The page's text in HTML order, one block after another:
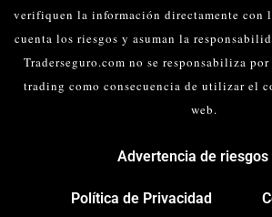
verifiquen la información directamente con
cuenta los riesgos y asuman la
Traderseguro.com no se responsabiliza
trading como consecuencia de utilizar el
web.
Advertencia de riesgos
Política de Privacidad